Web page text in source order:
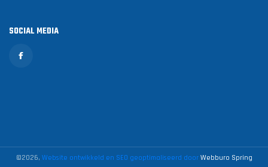
SOCIAL MEDIA
©2026, Website ontwikkeld en SEO geoptimaliseerd door Webburo Spring